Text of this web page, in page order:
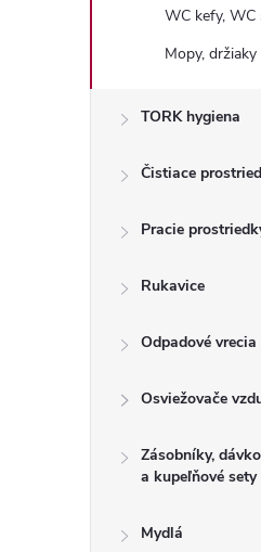
WC kefy, WC
Mopy,
TORK hygiena
Čistiace
Pracie
Rukavice
Odpadové vrecia
Osviežovače
Zásobníky,
a kupeľňové sety
Mydlá